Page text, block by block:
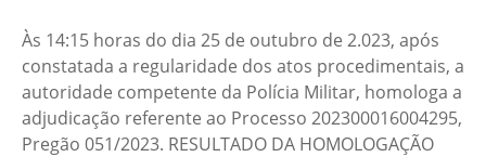
Às 14:15 horas do dia 25 de outubro de 2.023, após
constatada a regularidade dos atos procedimentais, a
autoridade competente da Polícia Militar, homologa a
adjudicação referente ao Processo 202300016004295,
Pregão 051/2023. RESULTADO DA HOMOLOGAÇÃO